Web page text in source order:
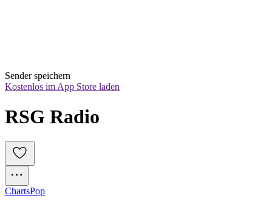
Sender speichern
Kostenlos im App Store laden
RSG Radio
ChartsPop